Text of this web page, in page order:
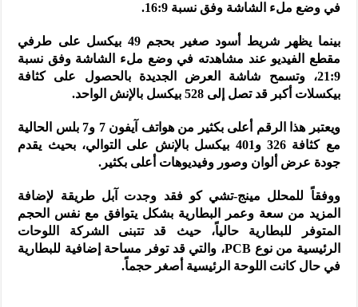
في وضع ملء الشاشة وفق نسبة 16:9.
بينما يظهر شريط أسود صغير بحجم 49 بيكسل على طرفي
مقطع الفيديو عند مشاهدته في وضع ملء الشاشة وفق نسبة
21:9، وتسمح شاشة العرض الجديدة بالحصول على كثافة
بيكسلات أكبر قد تصل إلى 528 بيكسل بالإنش الواحد.
ويعتبر هذا الرقم أعلى بكثير من هواتف آيفون 7 و7 بلس الحالية
مع كثافة 326 و401 بيكسل بالإنش على التوالي، بحيث يقدم
جودة عرض ألوان وصور وفيديوهات أعلى بكثير.
ووفقاً للمحلل مينج-تشي كو فقد وجدت آبل طريقة لإضافة
المزيد من سعة وعمر البطارية بشكل يتوافق مع نفس الحجم
المتوفر للبطارية حالياً، حيث قد تتبنى الشركة اللوحات
الرئيسية من نوع PCB، والتي قد توفر مساحة إضافية للبطارية
في حال كانت اللوحة الرئيسية أصغر حجماً.